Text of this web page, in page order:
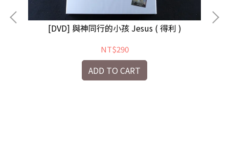
[DVD] 與神同行的小孩 Jesus ( 得利 )
NT$290
ADD TO CART